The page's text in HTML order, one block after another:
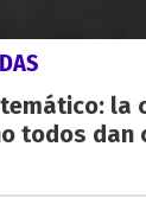
la
todos dan